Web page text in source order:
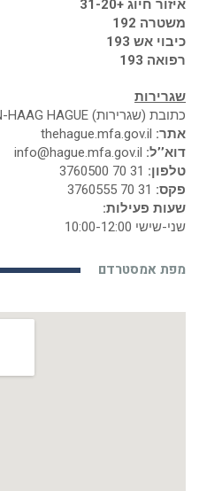
איזור חיוג +31-20
משטרה 192
כיבוי אש 193
רפואה 193
שגרירות
כתובת (שגרירות) BUITENHOF 47 2513 AH DEN-HAAG HAGUE
אתר:
דוא’’ל:
טלפון:
פקס:
שעות פעילות:
שני-שישי 10:00-12:00
מפת אמסטרדם